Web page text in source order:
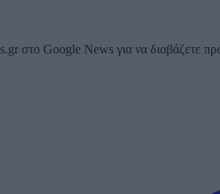
στο Google News για να διαβάζετε